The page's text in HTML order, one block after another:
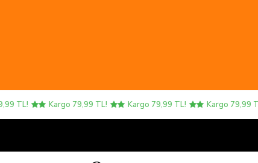
TL! Kargo 79,99 TL! Kargo 79,99 TL! Kargo 79,99 TL!